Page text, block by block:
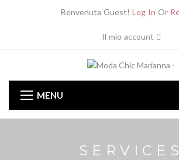
Benvenuta Guest! Log In Or
Il mio account
MENU
SERVICES